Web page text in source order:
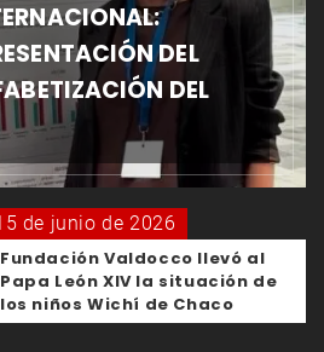
DEL
DEL
de junio de 2026
Fundación Valdocco llevó al
Papa León XIV la situación de
los niños Wichí de Chaco